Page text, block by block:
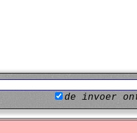
de invoer